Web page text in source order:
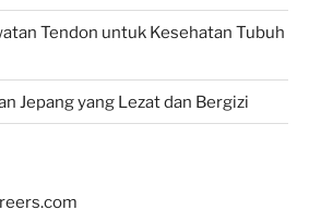
Tendon untuk Kesehatan Tubuh
Jepang yang Lezat dan Bergizi